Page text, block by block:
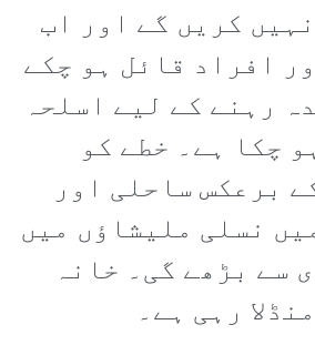
کریں گے اور اب
افراد قائل ہو چکے
رہنے کے لیے اسلحہ
چکا ہے۔ خطے کو
برعکس ساحلی اور
نسلی ملیشاؤں میں
سے بڑھے گی۔ خانہ
رہی ہے۔